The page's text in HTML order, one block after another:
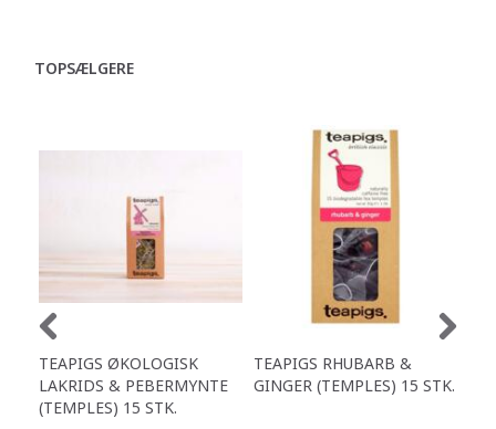
TOPSÆLGERE
TEAPIGS ØKOLOGISK
LAKRIDS & PEBERMYNTE
(TEMPLES) 15 STK.
TEAPIGS RHUBARB &
GINGER (TEMPLES) 15 STK.